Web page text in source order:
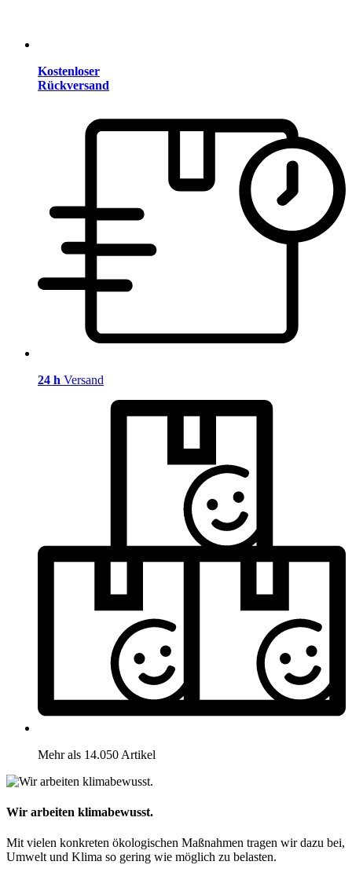
Kostenloser
Rückversand
24 h Versand
Mehr als 14.050 Artikel
Wir arbeiten klimabewusst.
Mit vielen konkreten ökologischen Maßnahmen tragen wir dazu bei,
Umwelt und Klima so gering wie möglich zu belasten.